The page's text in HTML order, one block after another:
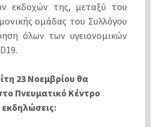
εκδοχών της, μεταξύ του
ομάδας του Συλλόγου
όλων των υγειονομικών
23 Νοεμβρίου θα
Πνευματικό Κέντρο
εκδηλώσεις: